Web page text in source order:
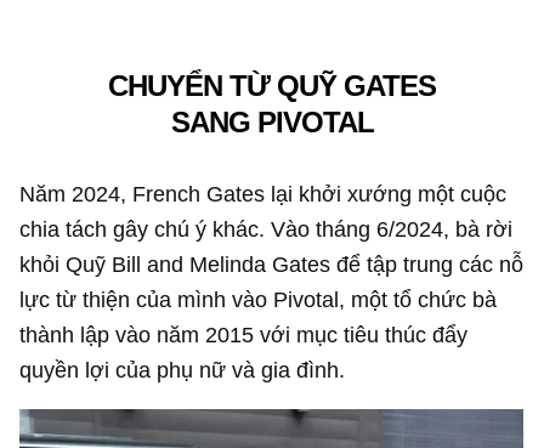
CHUYỂN TỪ QUỸ GATES
SANG PIVOTAL
Năm 2024, French Gates lại khởi xướng một cuộc
chia tách gây chú ý khác. Vào tháng 6/2024, bà rời
khỏi Quỹ Bill and Melinda Gates để tập trung các nỗ
lực từ thiện của mình vào Pivotal, một tổ chức bà
thành lập vào năm 2015 với mục tiêu thúc đẩy
quyền lợi của phụ nữ và gia đình.